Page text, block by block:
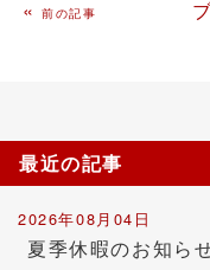
«前の記事
最近の記事
2026年08月04日
夏季休暇のお知ら